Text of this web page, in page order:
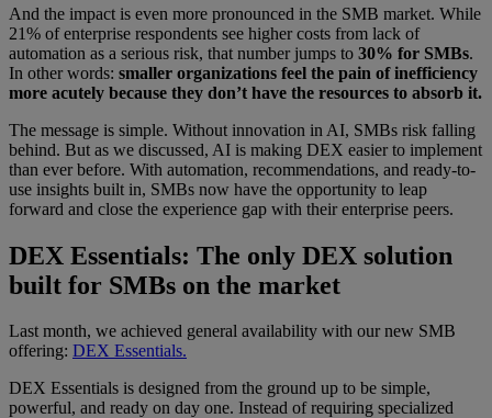
And the impact is even more pronounced in the SMB market. While
21% of enterprise respondents see higher costs from lack of
automation as a serious risk, that number jumps to 30% for SMBs.
In other words: smaller organizations feel the pain of inefficiency
more acutely because they don’t have the resources to absorb it.
The message is simple. Without innovation in AI, SMBs risk falling
behind. But as we discussed, AI is making DEX easier to implement
than ever before. With automation, recommendations, and ready-to-
use insights built in, SMBs now have the opportunity to leap
forward and close the experience gap with their enterprise peers.
DEX Essentials: The only DEX solution
built for SMBs on the market
Last month, we achieved general availability with our new SMB
offering: DEX Essentials.
DEX Essentials is designed from the ground up to be simple,
powerful, and ready on day one. Instead of requiring specialized